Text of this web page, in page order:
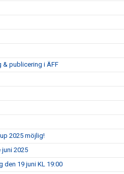
publicering i ÄFF
2025 möjlig!
juni 2025
den 19 juni KL 19:00